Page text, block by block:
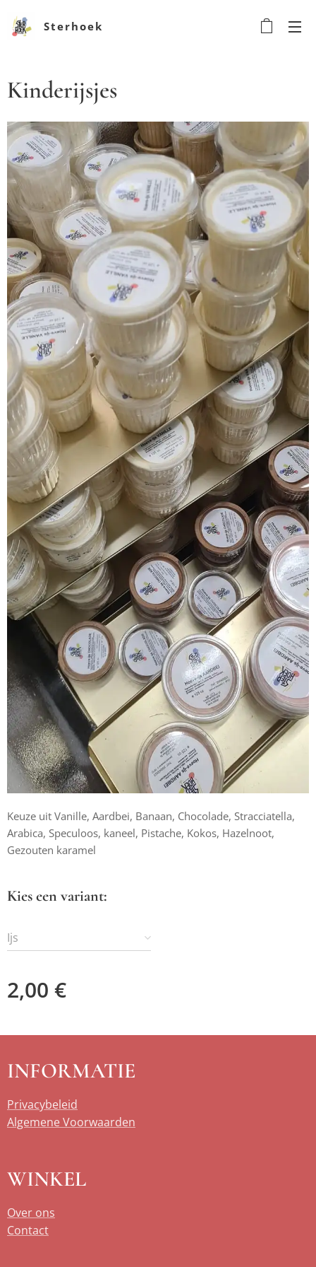
Sterhoek
Kinderijsjes
Keuze uit Vanille, Aardbei, Banaan, Chocolade, Stracciatella,
Arabica, Speculoos, kaneel, Pistache, Kokos, Hazelnoot,
Gezouten karamel
Kies een variant:
Ijs
2,00 €
INFORMATIE
Privacybeleid
Algemene Voorwaarden
WINKEL
Over ons
Contact